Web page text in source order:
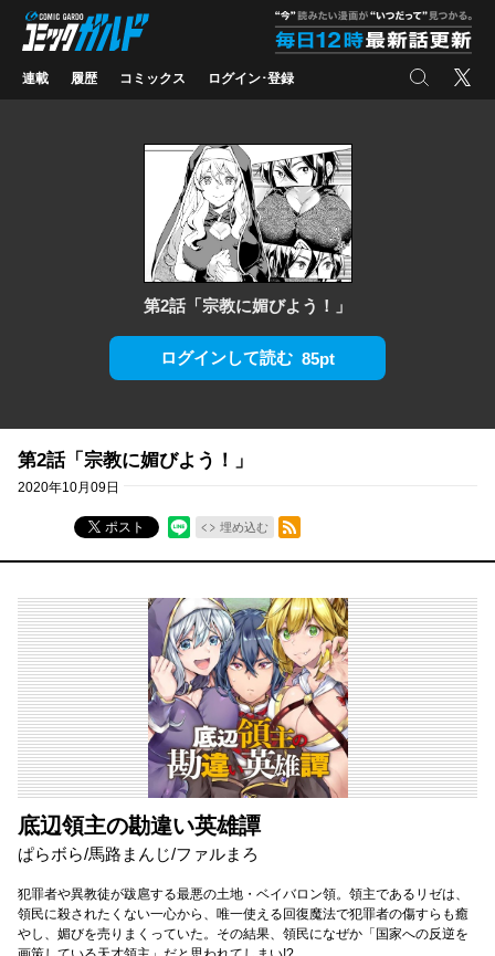
コミックガルド
連載 履歴 コミックス ログイン･登録 検索 X
第2話「宗教に媚びよう！」
ログインして読む 85pt
第2話「宗教に媚びよう！」
2020年10月09日
ポスト 埋め込む
RSSフィード
底辺領主の勘違い英雄譚
ぱらボら/馬路まんじ/ファルまろ
犯罪者や異教徒が跋扈する最悪の土地・ベイバロン領。領主であるリゼは、
領民に殺されたくない一心から、唯一使える回復魔法で犯罪者の傷すらも癒
やし、媚びを売りまくっていた。その結果、領民になぜか「国家への反逆を